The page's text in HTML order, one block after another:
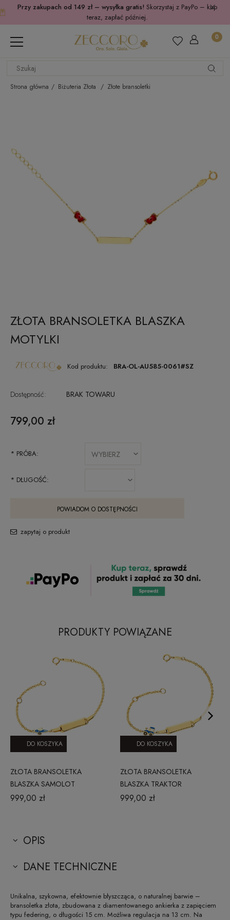
Przy zakupach od 149 zł – wysyłka gratis! Skorzystaj z PayPo – kup
teraz, zapłać później.
Strona główna Biżuteria Złota Złote bransoletki
ZŁOTA BRANSOLETKA BLASZKA
MOTYLKI
Kod produktu: BRA-OL-AU585-0061#SZ
Dostępność: BRAK TOWARU
799,00 zł
* PRÓBA:
* DŁUGOŚĆ:
POWIADOM O DOSTĘPNOŚCI
zapytaj o produkt
PRODUKTY POWIĄZANE
ZŁOTA BRANSOLETKA
BLASZKA SAMOLOT
999,00 zł
DO KOSZYKA
ZŁOTA BRANSOLETKA
BLASZKA TRAKTOR
999,00 zł
DO KOSZYKA
OPIS
DANE TECHNICZNE
Unikalna, szykowna, efektownie błyszcząca, o naturalnej barwie –
bransoletka złota, zbudowana z diamentowanego ankierka z zapięciem
typu federing, o długości 15 cm. Możliwa regulacja na 13 cm. Na